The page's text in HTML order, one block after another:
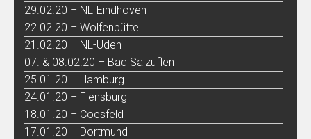
29.02.20 – NL-Eindhoven
22.02.20 – Wolfenbüttel
21.02.20 – NL-Uden
07. & 08.02.20 – Bad Salzuflen
25.01.20 – Hamburg
24.01.20 – Flensburg
18.01.20 – Coesfeld
17.01.20 – Dortmund